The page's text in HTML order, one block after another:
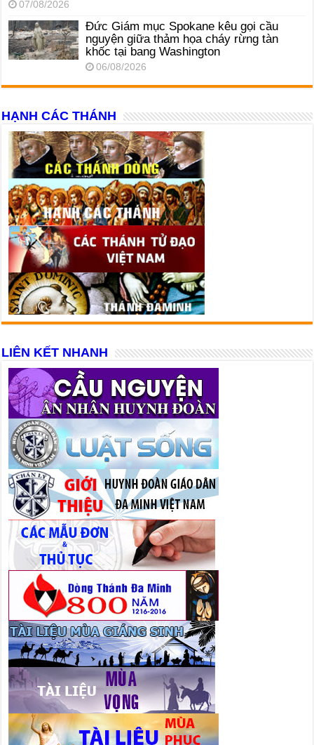
07/08/2026
Đức Giám mục Spokane kêu gọi cầu
nguyện giữa thảm họa cháy rừng tàn
khốc tại bang Washington
06/08/2026
HẠNH CÁC THÁNH
LIÊN KẾT NHANH